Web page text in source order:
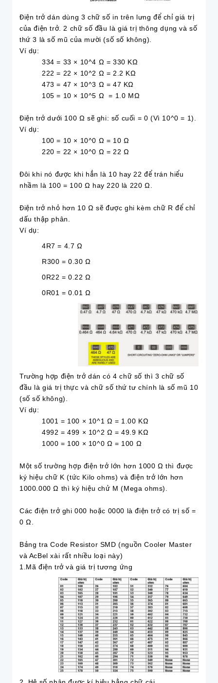
Điện trở dán dùng 3 chữ số in trên lưng để chỉ giá trị
của điện trở. 2 chữ số đầu là giá trị thông dụng và số
thứ 3 là số mũ của mười (số số không).
Ví dụ:
334 = 33 × 10^4 Ω = 330 KΩ
222 = 22 × 10^2 Ω = 2.2 KΩ
473 = 47 × 10^3 Ω = 47 KΩ
105 = 10 × 10^5 Ω = 1.0 MΩ
Điện trở dưới 100 Ω sẽ ghi: số cuối = 0 (Vì 10^0 = 1).
Ví dụ:
100 = 10 × 10^0 Ω = 10 Ω
220 = 22 × 10^0 Ω = 22 Ω
Đôi khi nó được khi hẳn là 10 hay 22 để trán hiểu
nhầm là 100 = 100 Ω hay 220 là 220 Ω.
Điện trở nhỏ hơn 10 Ω sẽ được ghi kèm chữ R để chỉ
dấu thập phân.
Ví dụ:
4R7 = 4.7 Ω
R300 = 0.30 Ω
0R22 = 0.22 Ω
0R01 = 0.01 Ω
Trường hợp điện trở dán có 4 chữ số thì 3 chữ số
đầu là giá trị thực và chữ số thứ tư chính là số mũ 10
(số số không).
Ví dụ:
1001 = 100 × 10^1 Ω = 1.00 KΩ
4992 = 499 × 10^2 Ω = 49.9 KΩ
1000 = 100 × 10^0 Ω = 100 Ω
Một số trường hợp điện trở lớn hơn 1000 Ω thì được
ký hiệu chữ K (tức Kilo ohms) và điện trở lớn hơn
1000.000 Ω thì ký hiệu chử M (Mega ohms).
Các điện trở ghi 000 hoặc 0000 là điện trở có trị số =
0 Ω.
Bảng tra Code Resistor SMD (nguồn Cooler Master
và AcBel xài rất nhiều loại này)
1.Mã điện trở và giá trị tương ứng